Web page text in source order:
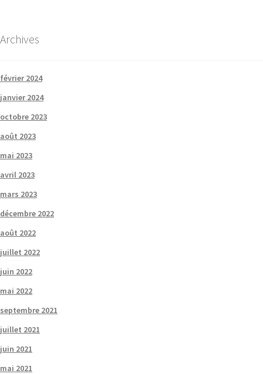
Archives
février 2024
janvier 2024
octobre 2023
août 2023
mai 2023
avril 2023
mars 2023
décembre 2022
août 2022
juillet 2022
juin 2022
mai 2022
septembre 2021
juillet 2021
juin 2021
mai 2021